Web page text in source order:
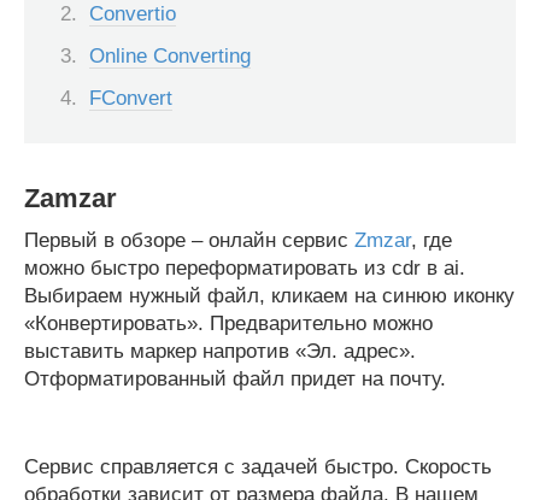
Convertio
Online Converting
FConvert
Zamzar
Первый в обзоре – онлайн сервис Zmzar, где
можно быстро переформатировать из cdr в ai.
Выбираем нужный файл, кликаем на синюю иконку
«Конвертировать». Предварительно можно
выставить маркер напротив «Эл. адрес».
Отформатированный файл придет на почту.
Сервис справляется с задачей быстро. Скорость
обработки зависит от размера файла. В нашем